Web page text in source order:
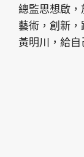
總監思想啟，
藝術，創新，
黃明川，給自